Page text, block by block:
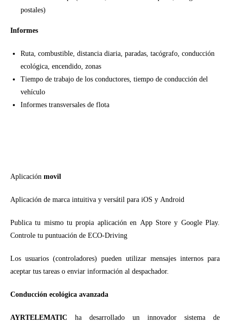
postales)
Informes
Ruta, combustible, distancia diaria, paradas, tacógrafo, conducción
ecológica, encendido, zonas
Tiempo de trabajo de los conductores, tiempo de conducción del
vehículo
Informes transversales de flota
Aplicación movil
Aplicación de marca intuitiva y versátil para iOS y Android
Publica tu mismo tu propia aplicación en App Store y Google Play.
Controle tu puntuación de ECO-Driving
Los usuarios (controladores) pueden utilizar mensajes internos para
aceptar tus tareas o enviar información al despachador.
Conducción ecológica avanzada
AYRTELEMATIC ha desarrollado un innovador sistema de